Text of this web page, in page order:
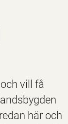
vill få
här och